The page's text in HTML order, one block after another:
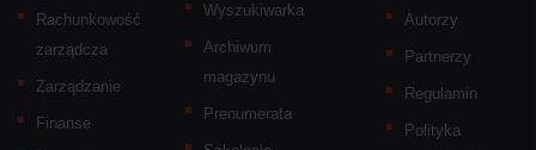
Rachunkowość
zarządcza
Zarządzanie
Finanse
Wyszukiwarka
Archiwum
magazynu
Prenumerata
Autorzy
Partnerzy
Regulamin
Polityka